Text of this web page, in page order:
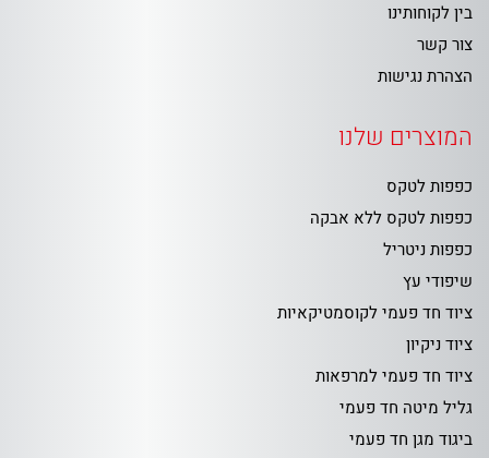
בין לקוחותינו
צור קשר
הצהרת נגישות
המוצרים שלנו
כפפות לטקס
כפפות לטקס ללא אבקה
כפפות ניטריל
שיפודי עץ
ציוד חד פעמי לקוסמטיקאיות
ציוד ניקיון
ציוד חד פעמי למרפאות
גליל מיטה חד פעמי
ביגוד מגן חד פעמי